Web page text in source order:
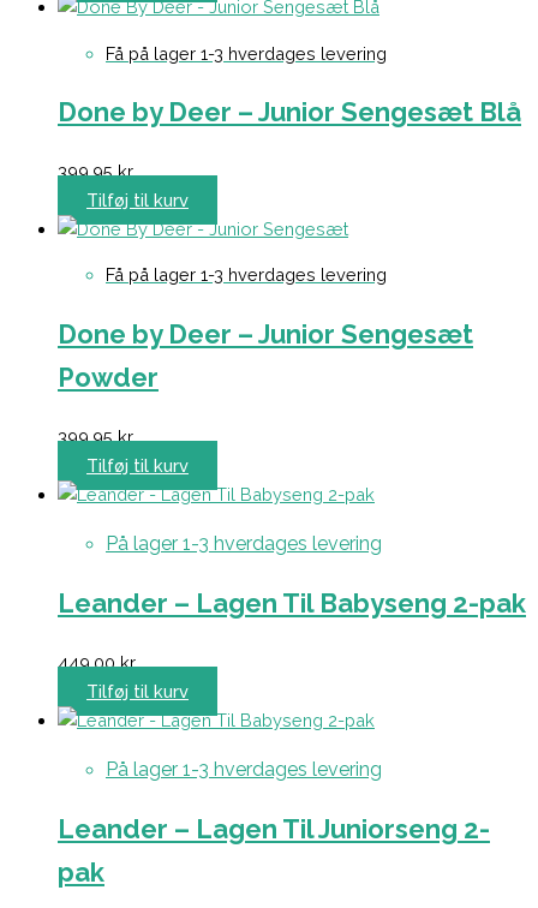
Få på lager 1-3 hverdages levering
Done by Deer – Junior Sengesæt Blå
399,95kr.
Tilføj til kurv
Få på lager 1-3 hverdages levering
Done by Deer – Junior Sengesæt
Powder
399,95kr.
Tilføj til kurv
På lager 1-3 hverdages levering
Leander – Lagen Til Babyseng 2-pak
449,00kr.
Tilføj til kurv
På lager 1-3 hverdages levering
Leander – Lagen Til Juniorseng 2-
pak